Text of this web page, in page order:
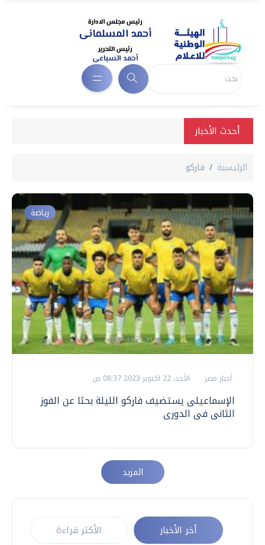
أحدث الأخبار
الرئيسية قاركو
رياضة
أخبار مصر الأحد، 22 اكتوبر 2023 08:37 ص
الإسماعيلى يستضيف فاركو الليلة بحثا عن الفوز
الثانى فى الدورى
المزيد
أخر الأخبار الأكثر قراءة